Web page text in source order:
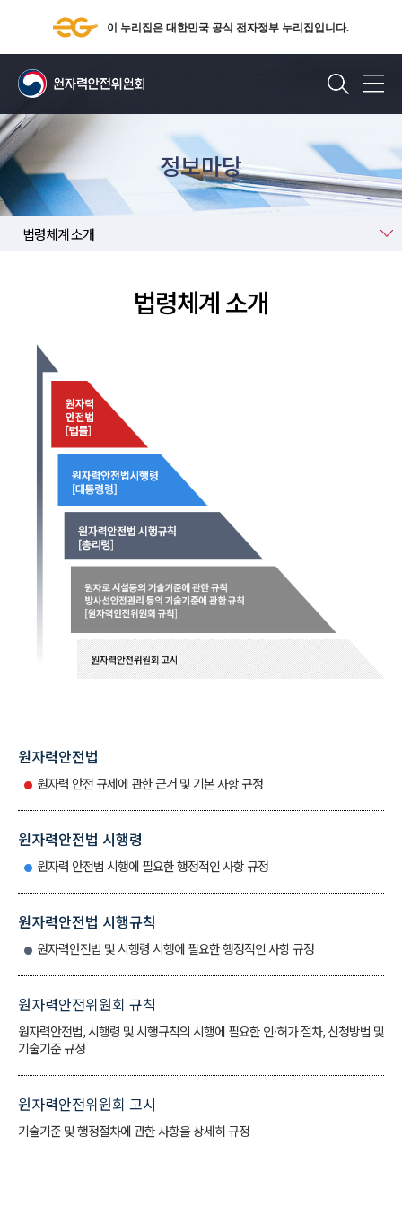
이 누리집은 대한민국 공식 전자정부 누리집입니다.
정보마당
법령정보
법령체계 소개
법령체계 소개
원자력안전법
원자력 안전 규제에 관한 근거 및 기본 사항 규정
원자력안전법 시행령
원자력 안전법 시행에 필요한 행정적인 사항 규정
원자력안전법 시행규칙
원자력안전법 및 시행령 시행에 필요한 행정적인 사항 규정
원자력안전위원회 규칙
원자력안전법, 시행령 및 시행규칙의 시행에 필요한 인·허가 절차, 신청방법 및
기술기준 규정
원자력안전위원회 고시
기술기준 및 행정절차에 관한 사항을 상세히 규정